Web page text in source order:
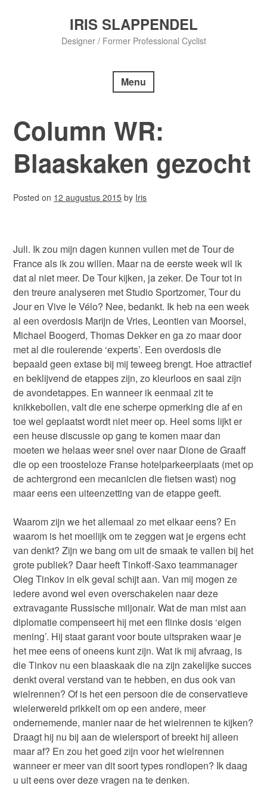
IRIS SLAPPENDEL
Designer / Former Professional Cyclist
Menu
Column WR:
Blaaskaken gezocht
Posted on 12 augustus 2015 by Iris
Juli. Ik zou mijn dagen kunnen vullen met de Tour de
France als ik zou willen. Maar na de eerste week wil ik
dat al niet meer. De Tour kijken, ja zeker. De Tour tot in
den treure analyseren met Studio Sportzomer, Tour du
Jour en Vive le Vélo? Nee, bedankt. Ik heb na een week
al een overdosis Marijn de Vries, Leontien van Moorsel,
Michael Boogerd, Thomas Dekker en ga zo maar door
met al die roulerende ‘experts’. Een overdosis die
bepaald geen extase bij mij teweeg brengt. Hoe attractief
en beklijvend de etappes zijn, zo kleurloos en saai zijn
de avondetappes. En wanneer ik eenmaal zit te
knikkebollen, valt die ene scherpe opmerking die af en
toe wel geplaatst wordt niet meer op. Heel soms lijkt er
een heuse discussie op gang te komen maar dan
moeten we helaas weer snel over naar Dione de Graaff
die op een troosteloze Franse hotelparkeerplaats (met op
de achtergrond een mecanicien die fietsen wast) nog
maar eens een uiteenzetting van de etappe geeft.
Waarom zijn we het allemaal zo met elkaar eens? En
waarom is het moeilijk om te zeggen wat je ergens echt
van denkt? Zijn we bang om uit de smaak te vallen bij het
grote publiek? Daar heeft Tinkoff-Saxo teammanager
Oleg Tinkov in elk geval schijt aan. Van mij mogen ze
iedere avond wel even overschakelen naar deze
extravagante Russische miljonair. Wat de man mist aan
diplomatie compenseert hij met een flinke dosis ‘eigen
mening’. Hij staat garant voor boute uitspraken waar je
het mee eens of oneens kunt zijn. Wat ik mij afvraag, is
die Tinkov nu een blaaskaak die na zijn zakelijke succes
denkt overal verstand van te hebben, en dus ook van
wielrennen? Of is het een persoon die de conservatieve
wielerwereld prikkelt om op een andere, meer
ondernemende, manier naar de het wielrennen te kijken?
Draagt hij nu bij aan de wielersport of breekt hij alleen
maar af? En zou het goed zijn voor het wielrennen
wanneer er meer van dit soort types rondlopen? Ik daag
u uit eens over deze vragen na te denken.